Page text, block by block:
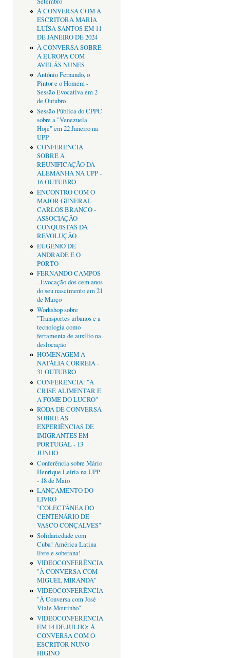
À CONVERSA COM A
ESCRITORA MARIA
LUÍSA SANTOS EM 11
DE JANEIRO DE 2024
À CONVERSA SOBRE
A EUROPA COM
AVELÃS NUNES
António Fernando, o
Pintor e o Homem -
Sessão Evocativa em 2
de Outubro
Sessão Pública do CPPC
sobre a "Venezuela
Hoje" em 22 Janeiro na
UPP
CONFERÊNCIA
SOBRE A
REUNIFICAÇÃO DA
ALEMANHA NA UPP -
16 OUTUBRO
ENCONTRO COM O
MAJOR-GENERAL
CARLOS BRANCO -
ASSOCIAÇÃO
CONQUISTAS DA
REVOLUÇÃO
EUGÉNIO DE
ANDRADE E O
PORTO
FERNANDO CAMPOS
- Evocação dos cem anos
do seu nascimento em 21
de Março
Workshop sobre
"Transportes urbanos e a
tecnologia como
ferramenta de auxílio na
deslocação"
HOMENAGEM A
NATÁLIA CORREIA -
31 OUTUBRO
CONFERÊNCIA: "A
CRISE ALIMENTAR E
A FOME DO LUCRO"
RODA DE CONVERSA
SOBRE AS
EXPERIÊNCIAS DE
IMIGRANTES EM
PORTUGAL - 13
JUNHO
Conferência sobre Mário
Henrique Leiria na UPP
- 18 de Maio
LANÇAMENTO DO
LIVRO
"COLECTÂNEA DO
CENTENÁRIO DE
VASCO CONÇALVES"
Solidariedade com
Cuba! América Latina
livre e soberana!
VIDEOCONFERÊNCIA
"À CONVERSA COM
MIGUEL MIRANDA"
VIDEOCONFERÊNCIA
"À Conversa com José
Viale Moutinho"
VIDEOCONFERÊNCIA
EM 14 DE JULHO: À
CONVERSA COM O
ESCRITOR NUNO
HIGINO